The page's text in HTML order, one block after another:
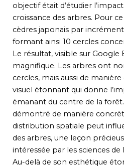
objectif était d’étudier
croissance des arbres. Pour
cèdres japonais par
formant ainsi 10 cercles
Le résultat, visible sur
magnifique. Les arbres ont
cercles, mais aussi de
visuel étonnant qui donne
émanant du centre de la
démontré de manière
distribution spatiale peut
des arbres, une leçon
intéressée par les sciences de
Au-delà de son esthétique